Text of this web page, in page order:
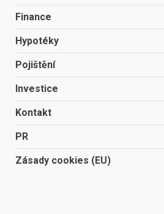
Finance
Hypotéky
Pojištění
Investice
Kontakt
PR
Zásady cookies (EU)